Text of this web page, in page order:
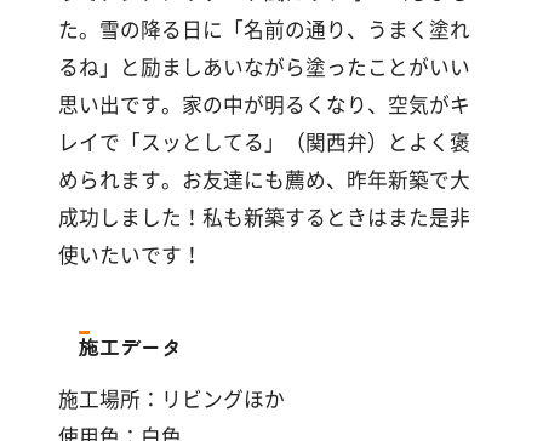
た。雪の降る日に「名前の通り、うまく塗れ
るね」と励ましあいながら塗ったことがいい
思い出です。家の中が明るくなり、空気がキ
レイで「スッとしてる」（関西弁）とよく褒
められます。お友達にも薦め、昨年新築で大
成功しました！私も新築するときはまた是非
使いたいです！
施工データ
施工場所：リビングほか